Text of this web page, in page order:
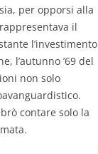
per opporsi alla
il
l’investimento
l’autunno ’69 del
non solo
contare solo la